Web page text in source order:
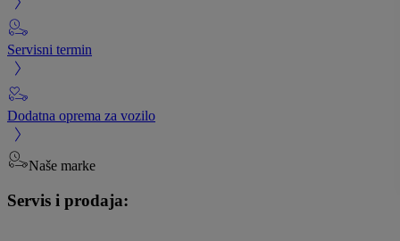
Servisni termin
Dodatna oprema za vozilo
Naše marke
Servis i prodaja: